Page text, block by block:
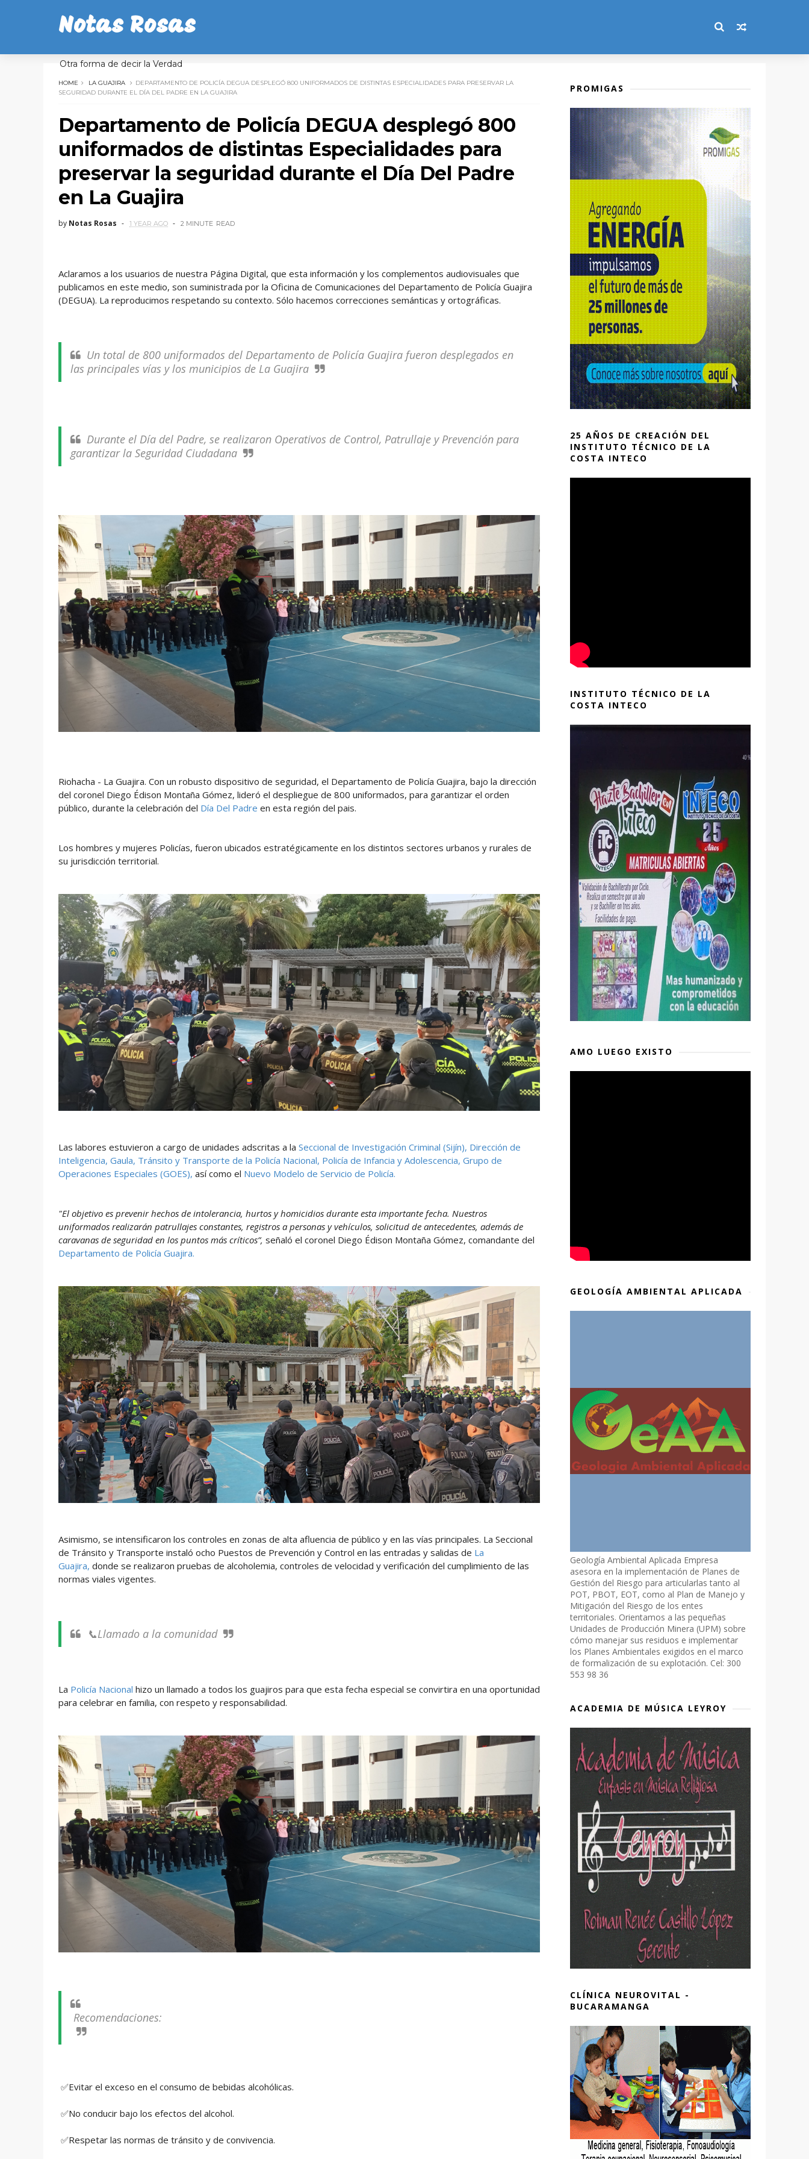
Notas Rosas
Otra forma de decir la Verdad
HOME LA GUAJIRA
DEPARTAMENTO DE POLICÍA DEGUA DESPLEGÓ 800 UNIFORMADOS DE DISTINTAS ESPECIALIDADES PARA PRESERVAR LA
SEGURIDAD DURANTE EL DÍA DEL PADRE EN LA GUAJIRA
Departamento de Policía DEGUA desplegó 800
uniformados de distintas Especialidades para
preservar la seguridad durante el Día Del Padre
en La Guajira
by Notas Rosas 1 YEAR AGO 2 MINUTE READ
Aclaramos a los usuarios de nuestra Página Digital, que esta información y los complementos audiovisuales que
publicamos en este medio, son suministrada por la Oficina de Comunicaciones del Departamento de Policía Guajira
(DEGUA). La reproducimos respetando su contexto. Sólo hacemos correcciones semánticas y ortográficas.
Un total de 800 uniformados del Departamento de Policía Guajira fueron desplegados en
las principales vías y los municipios de La Guajira
Durante el Día del Padre, se realizaron Operativos de Control, Patrullaje y Prevención para
garantizar la Seguridad Ciudadana
Riohacha - La Guajira. Con un robusto dispositivo de seguridad, el Departamento de Policía Guajira, bajo la dirección
del coronel Diego Édison Montaña Gómez, lideró el despliegue de 800 uniformados, para garantizar el orden
público, durante la celebración del Día Del Padre en esta región del pais.
Los hombres y mujeres Policías, fueron ubicados estratégicamente en los distintos sectores urbanos y rurales de
su jurisdicción territorial.
Las labores estuvieron a cargo de unidades adscritas a la Seccional de Investigación Criminal (Sijín), Dirección de
Inteligencia, Gaula, Tránsito y Transporte de la Policía Nacional, Policía de Infancia y Adolescencia, Grupo de
Operaciones Especiales (GOES), así como el Nuevo Modelo de Servicio de Policía.
"El objetivo es prevenir hechos de intolerancia, hurtos y homicidios durante esta importante fecha. Nuestros
uniformados realizarán patrullajes constantes, registros a personas y vehículos, solicitud de antecedentes, además de
caravanas de seguridad en los puntos más críticos”, señaló el coronel Diego Édison Montaña Gómez, comandante del
Departamento de Policía Guajira.
Asimismo, se intensificaron los controles en zonas de alta afluencia de público y en las vías principales. La Seccional
de Tránsito y Transporte instaló ocho Puestos de Prevención y Control en las entradas y salidas de La
Guajira, donde se realizaron pruebas de alcoholemia, controles de velocidad y verificación del cumplimiento de las
normas viales vigentes.
📞Llamado a la comunidad
La Policía Nacional hizo un llamado a todos los guajiros para que esta fecha especial se convirtira en una oportunidad
para celebrar en familia, con respeto y responsabilidad.
Recomendaciones:
✅Evitar el exceso en el consumo de bebidas alcohólicas.
✅No conducir bajo los efectos del alcohol.
✅Respetar las normas de tránsito y de convivencia.
PROMIGAS
25 AÑOS DE CREACIÓN DEL
INSTITUTO TÉCNICO DE LA
COSTA INTECO
INSTITUTO TÉCNICO DE LA
COSTA INTECO
AMO LUEGO EXISTO
GEOLOGÍA AMBIENTAL APLICADA
Geología Ambiental Aplicada Empresa
asesora en la implementación de Planes de
Gestión del Riesgo para articularlas tanto al
POT, PBOT, EOT, como al Plan de Manejo y
Mitigación del Riesgo de los entes
territoriales. Orientamos a las pequeñas
Unidades de Producción Minera (UPM) sobre
cómo manejar sus residuos e implementar
los Planes Ambientales exigidos en el marco
de formalización de su explotación. Cel: 300
553 98 36
ACADEMIA DE MÚSICA LEYROY
CLÍNICA NEUROVITAL -
BUCARAMANGA